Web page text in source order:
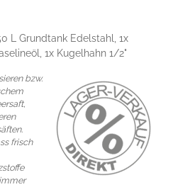
L Grundtank Edelstahl, 1x
1x Kugelhahn 1/2"
bzw.
frisch